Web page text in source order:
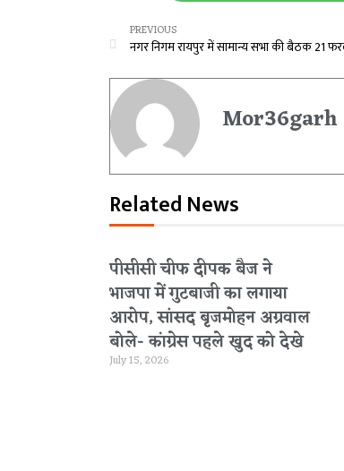
PREVIOUS
Mor36garh
Related News
पीसीसी चीफ दीपक बैज ने
भाजपा में गुटबाजी का लगाया
आरोप, सांसद बृजमोहन अग्रवाल
बोले- कांग्रेस पहले खुद को देखे
July 15, 2026